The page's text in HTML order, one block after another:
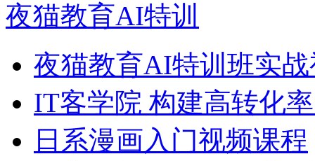
夜猫教育AI特训
夜猫教育AI特训班实
IT客学院 构建高转化
日系漫画入门视频课程